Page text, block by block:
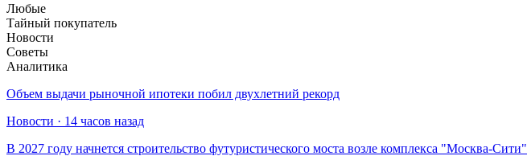
Любые
Тайный покупатель
Новости
Советы
Аналитика
Объем выдачи рыночной ипотеки побил двухлетний рекорд
Новости · 14 часов назад
В 2027 году начнется строительство футуристического моста возле комплекса "Москва-Сити"